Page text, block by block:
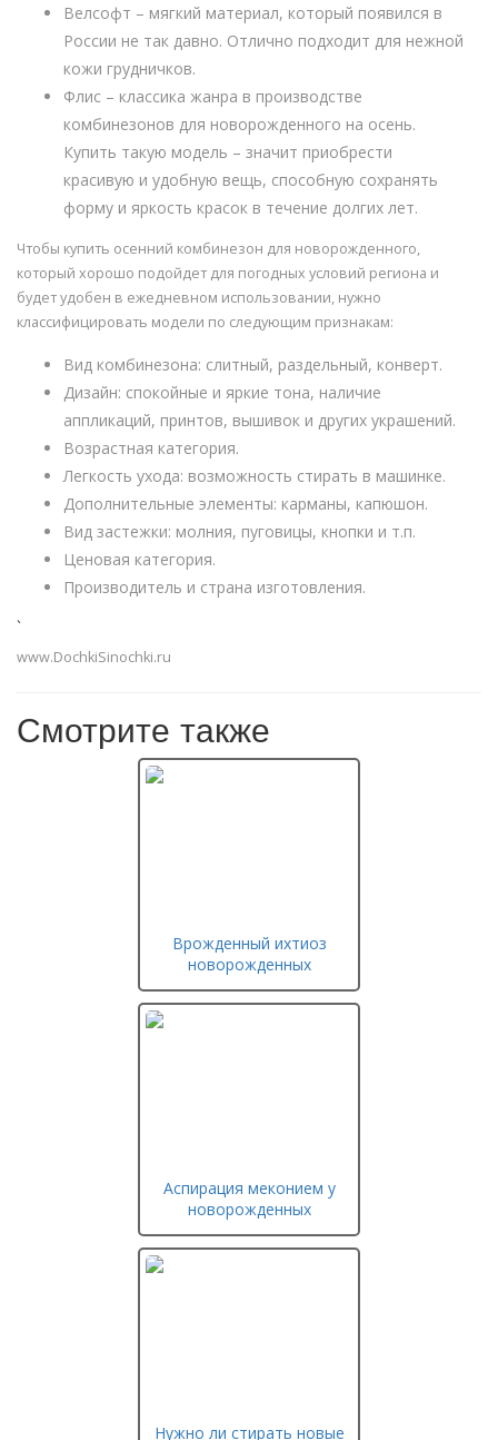
Велсофт – мягкий материал, который появился в
России не так давно. Отлично подходит для нежной
кожи грудничков.
Флис – классика жанра в производстве
комбинезонов для новорожденного на осень.
Купить такую модель – значит приобрести
красивую и удобную вещь, способную сохранять
форму и яркость красок в течение долгих лет.
Чтобы купить осенний комбинезон для новорожденного,
который хорошо подойдет для погодных условий региона и
будет удобен в ежедневном использовании, нужно
классифицировать модели по следующим признакам:
Вид комбинезона: слитный, раздельный, конверт.
Дизайн: спокойные и яркие тона, наличие
аппликаций, принтов, вышивок и других украшений.
Возрастная категория.
Легкость ухода: возможность стирать в машинке.
Дополнительные элементы: карманы, капюшон.
Вид застежки: молния, пуговицы, кнопки и т.п.
Ценовая категория.
Производитель и страна изготовления.
`
www.DochkiSinochki.ru
Смотрите также
Врожденный ихтиоз
новорожденных
Аспирация меконием у
новорожденных
Нужно ли стирать новые